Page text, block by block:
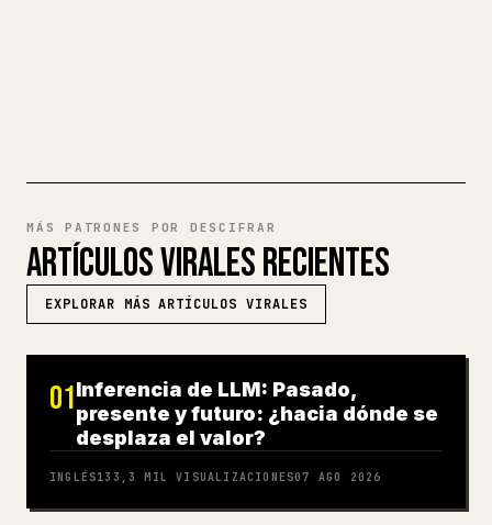
MÁS PATRONES POR DESCIFRAR
ARTÍCULOS VIRALES RECIENTES
EXPLORAR MÁS ARTÍCULOS VIRALES
01Inferencia de LLM: Pasado,
presente y futuro: ¿hacia dónde se
desplaza el valor?
INGLÉS133,3 MIL VISUALIZACIONES07 AGO 2026